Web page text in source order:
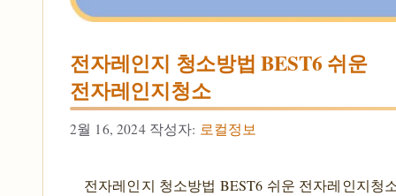
전자레인지 청소방법 BEST6 쉬운
전자레인지청소
2월 16, 2024 작성자: 로컬정보
전자레인지 청소방법 BEST6 쉬운 전자레인지청